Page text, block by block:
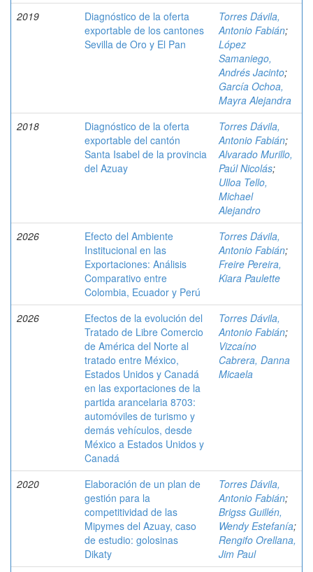
2019
Diagnóstico de la oferta
exportable de los cantones
Sevilla de Oro y El Pan
Torres Dávila,
Antonio Fabián;
López
Samaniego,
Andrés Jacinto;
García Ochoa,
Mayra Alejandra
2018
Diagnóstico de la oferta
exportable del cantón
Santa Isabel de la provincia
del Azuay
Torres Dávila,
Antonio Fabián;
Alvarado Murillo,
Paúl Nicolás;
Ulloa Tello,
Michael
Alejandro
2026
Efecto del Ambiente
Institucional en las
Exportaciones: Análisis
Comparativo entre
Colombia, Ecuador y Perú
Torres Dávila,
Antonio Fabián;
Freire Pereira,
Kiara Paulette
2026
Efectos de la evolución del
Tratado de Libre Comercio
de América del Norte al
tratado entre México,
Estados Unidos y Canadá
en las exportaciones de la
partida arancelaria 8703:
automóviles de turismo y
demás vehículos, desde
México a Estados Unidos y
Canadá
Torres Dávila,
Antonio Fabián;
Vizcaíno
Cabrera, Danna
Micaela
2020
Elaboración de un plan de
gestión para la
competitividad de las
Mipymes del Azuay, caso
de estudio: golosinas
Dikaty
Torres Dávila,
Antonio Fabián;
Brigss Guillén,
Wendy Estefanía;
Rengifo Orellana,
Jim Paul